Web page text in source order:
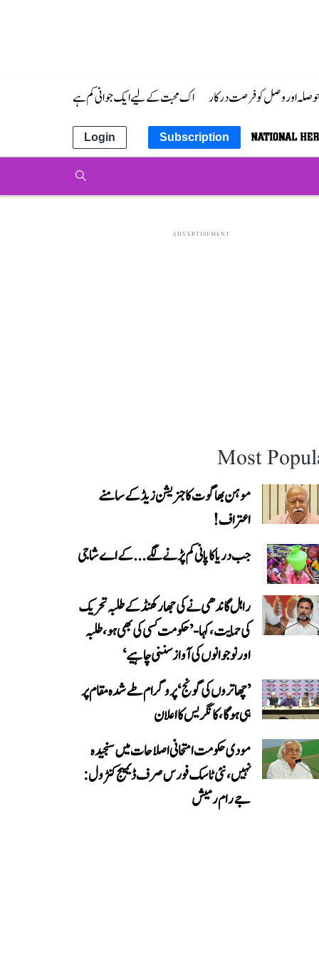
حوصلہ اور وصل کو فرصت درکار اک محبت کے لیے ایک جوانی کم ہے
Subscription
Login
ADVERTISEMENT
Most
موہن بھاگوت کا جنریشن زیڈ کے سامنے
اعتراف!
جب دریا کا پانی کم پڑنے لگے...کے اے شاجی
راہل گاندھی نے کی جھارکھنڈ کے طلبہ تحریک
کی حمایت، کہا- ’حکومت کسی کی بھی ہو، طلبہ
اور نوجوانوں کی آواز سننی چاہیے‘
’چھاتروں کی گونج‘ پروگرام طے شدہ مقام پر
ہی ہوگا، کانگریس کا اعلان
مودی حکومت امتحانی اصلاحات میں سنجیدہ
نہیں، نئی ٹاسک فورس صرف ڈیمیج کنٹرول:
جے رام رمیش